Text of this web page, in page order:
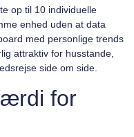
op til 10 individuelle
enhed uden at data
med personlige trends
attraktiv for husstande,
side om side.
for